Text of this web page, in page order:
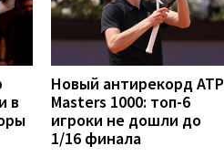
в
Новый антирекорд ATP
Masters 1000: топ-6
игроки не дошли до
1/16 финала